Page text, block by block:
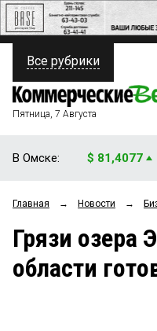
ПОЛИТИКА
ФИНАНСЫ
ОБЩЕСТВО
ЗАКОН
Все рубрики
Пятница, 7 Августа
В Омске: $ 81,4077
Главная → Новости →
Грязи озера
области